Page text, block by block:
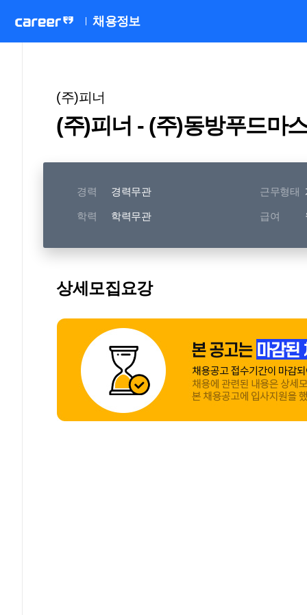
채용정보
(주)피너
(주)피너 - (주)동방푸드마
경력 경력무관 근무형태
학력 학력무관 급여
상세모집요강